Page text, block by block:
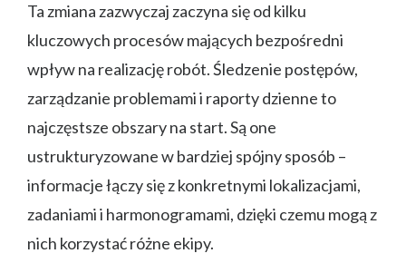
Ta zmiana zazwyczaj zaczyna się od kilku
kluczowych procesów mających bezpośredni
wpływ na realizację robót. Śledzenie postępów,
zarządzanie problemami i raporty dzienne to
najczęstsze obszary na start. Są one
ustrukturyzowane w bardziej spójny sposób –
informacje łączy się z konkretnymi lokalizacjami,
zadaniami i harmonogramami, dzięki czemu mogą z
nich korzystać różne ekipy.